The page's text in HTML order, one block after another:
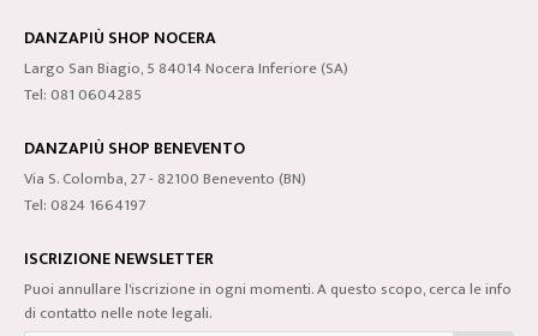
DANZAPIÙ SHOP NOCERA
Largo San Biagio, 5 84014 Nocera Inferiore (SA)
Tel: 081 0604285
DANZAPIÙ SHOP BENEVENTO
Via S. Colomba, 27 - 82100 Benevento (BN)
Tel: 0824 1664197
ISCRIZIONE NEWSLETTER
Puoi annullare l'iscrizione in ogni momenti. A questo scopo, cerca le info
di contatto nelle note legali.